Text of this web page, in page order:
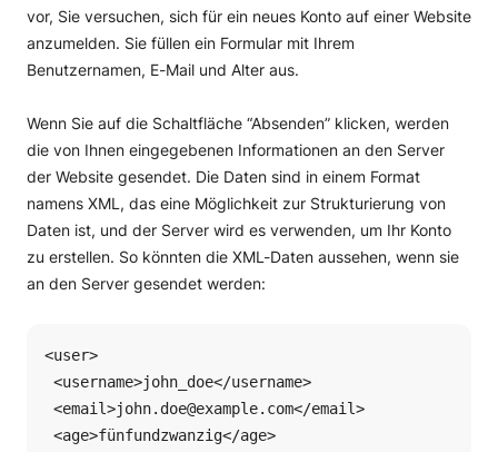
vor, Sie versuchen, sich für ein neues Konto auf einer Website
anzumelden. Sie füllen ein Formular mit Ihrem
Benutzernamen, E-Mail und Alter aus.
Wenn Sie auf die Schaltfläche “Absenden” klicken, werden
die von Ihnen eingegebenen Informationen an den Server
der Website gesendet. Die Daten sind in einem Format
namens XML, das eine Möglichkeit zur Strukturierung von
Daten ist, und der Server wird es verwenden, um Ihr Konto
zu erstellen. So könnten die XML-Daten aussehen, wenn sie
an den Server gesendet werden:
<user>
<username>john_doe</username>
<email>john.doe@example.com</email>
<age>fünfundzwanzig</age>